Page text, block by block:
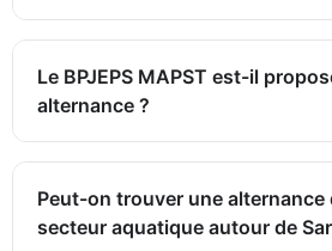
Le BPJEPS MAPST est-il
alternance ?
Peut-on trouver une alternance
secteur aquatique autour de